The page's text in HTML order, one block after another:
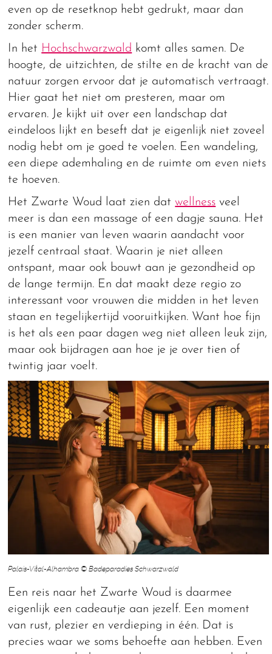
even op de resetknop hebt gedrukt, maar dan
zonder scherm.
In het Hochschwarzwald komt alles samen. De
hoogte, de uitzichten, de stilte en de kracht van de
natuur zorgen ervoor dat je automatisch vertraagt.
Hier gaat het niet om presteren, maar om
ervaren. Je kijkt uit over een landschap dat
eindeloos lijkt en beseft dat je eigenlijk niet zoveel
nodig hebt om je goed te voelen. Een wandeling,
een diepe ademhaling en de ruimte om even niets
te hoeven.
Het Zwarte Woud laat zien datwellness veel
meer is dan een massage of een dagje sauna. Het
is een manier van leven waarin aandacht voor
jezelf centraal staat. Waarin je niet alleen
ontspant, maar ook bouwt aan je gezondheid op
de lange termijn. En dat maakt deze regio zo
interessant voor vrouwen die midden in het leven
staan en tegelijkertijd vooruitkijken. Want hoe fijn
is het als een paar dagen weg niet alleen leuk zijn,
maar ook bijdragen aan hoe je je over tien of
twintig jaar voelt.
Palais-Vital-Alhambra © Badeparadies Schwarzwald
Een reis naar het Zwarte Woud is daarmee
eigenlijk een cadeautje aan jezelf. Een moment
van rust, plezier en verdieping in één. Dat is
precies waar we soms behoefte aan hebben. Even